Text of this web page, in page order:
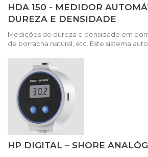
HDA 150 - MEDIDOR
DUREZA E DENSIDADE
Medições de dureza e densidade em
de borracha natural, etc. Este sistema
HP DIGITAL – SHORE